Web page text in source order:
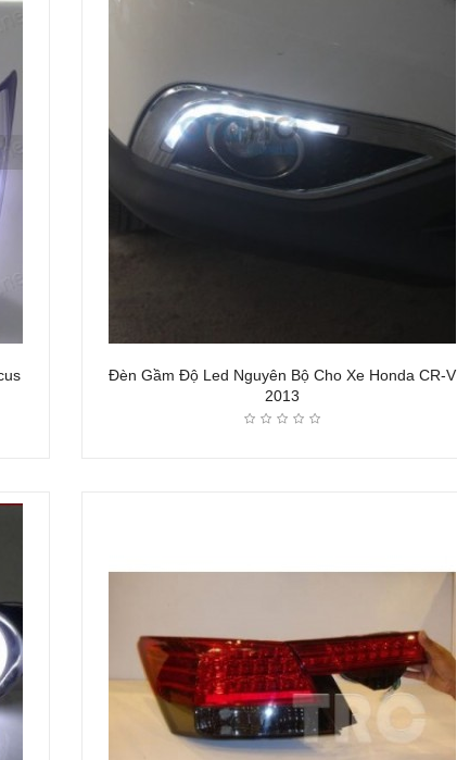
Đèn Gầm Độ Led Nguyên Bộ Cho Xe Honda CR-V
2013